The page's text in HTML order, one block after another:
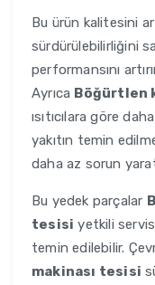
Bu ürün kalitesini
sürdürülebilirliğini
performansını
Ayrıca Böğürtlen
ısıtıcılara göre
yakıtın temin
daha az sorun
Bu yedek parçalar
tesisi yetkili
temin edilebilir.
makinası tesisi